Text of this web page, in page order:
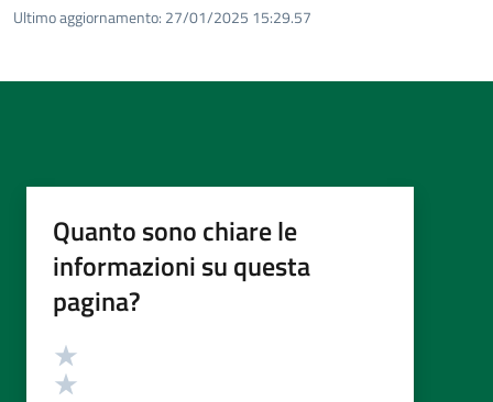
Ultimo aggiornamento: 27/01/2025 15:29.57
Quanto sono chiare le
informazioni su questa
pagina?
Valutazione